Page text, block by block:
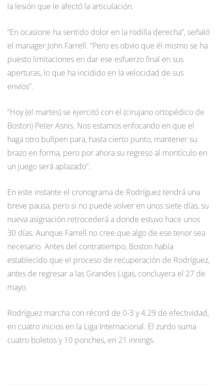
la lesión que le afectó la articulación.
“En ocasione ha sentido dolor en la rodilla derecha”, señaló
el manager John Farrell. “Pero es obvio que él mismo se ha
puesto limitaciones en dar ese esfuerzo final en sus
aperturas, lo que ha incidido en la velocidad de sus
envíos”.
“Hoy (el martes) se ejercitó con el (cirujano ortopédico de
Boston) Peter Asnis. Nos estamos enfocando en que el
haga otro bullpen para, hasta cierto punto, mantener su
brazo en forma, pero por ahora su regreso al montículo en
un juego será aplazado”.
En este instante el cronograma de Rodríguez tendrá una
breve pausa, pero si no puede volver en unos siete días, su
nueva asignación retrocederá a donde estuvo hace unos
30 días. Aunque Farrell no cree que algo de ese tenor sea
necesario. Antes del contratiempo, Boston había
establecido que el proceso de recuperación de Rodríguez,
antes de regresar a las Grandes Ligas, concluyera el 27 de
mayo.
Rodríguez marcha con récord de 0-3 y 4.29 de efectividad,
en cuatro inicios en la Liga Internacional. El zurdo suma
cuatro boletos y 10 ponches, en 21 innings.